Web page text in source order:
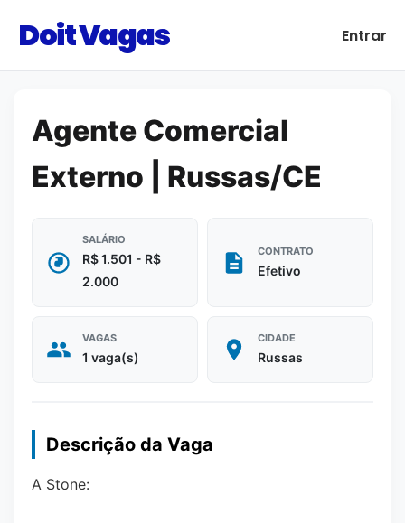
Doit Vagas Entrar
Agente Comercial
Externo | Russas/CE
SALÁRIO
R$ 1.501 - R$
2.000
CONTRATO
Efetivo
VAGAS
1 vaga(s)
CIDADE
Russas
Descrição da Vaga
A Stone: